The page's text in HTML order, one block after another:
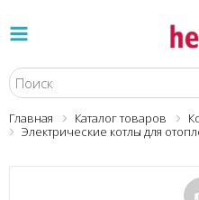
Главная Каталог товаров
Электрические котлы для